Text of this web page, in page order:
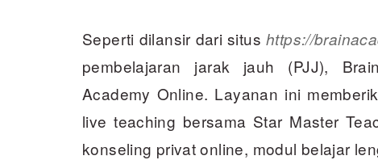
Seperti dilansir dari situs https://
pembelajaran jarak jauh (PJJ),
Academy Online. Layanan ini
live teaching bersama Star Master
konseling privat online, modul belajar